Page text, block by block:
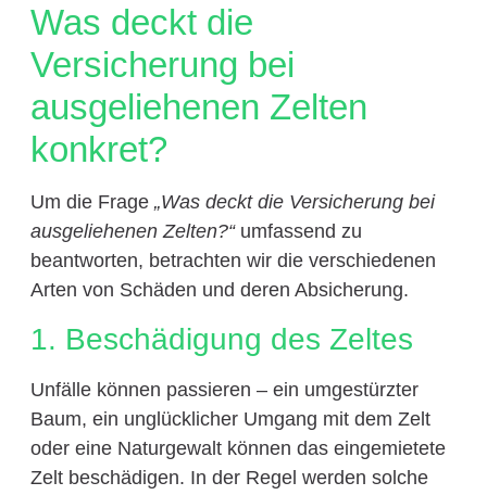
Was deckt die
Versicherung bei
ausgeliehenen Zelten
konkret?
Um die Frage „Was deckt die Versicherung bei
ausgeliehenen Zelten?“umfassend zu
beantworten, betrachten wir die verschiedenen
Arten von Schäden und deren Absicherung.
1. Beschädigung des Zeltes
Unfälle können passieren – ein umgestürzter
Baum, ein unglücklicher Umgang mit dem Zelt
oder eine Naturgewalt können das eingemietete
Zelt beschädigen. In der Regel werden solche